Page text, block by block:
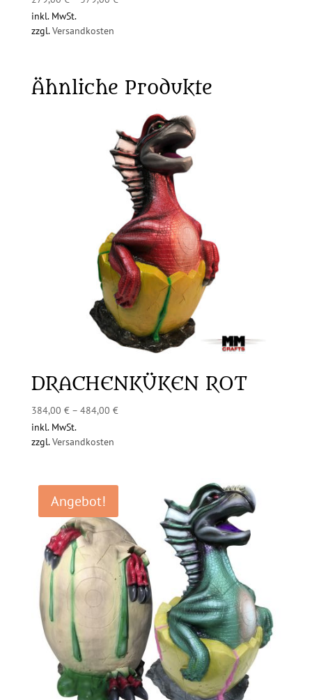
inkl. MwSt.
zzgl.Versandkosten
Ähnliche Produkte
DRACHENKÜKEN ROT
384,00 €– 484,00 €
inkl. MwSt.
zzgl.Versandkosten
Angebot!